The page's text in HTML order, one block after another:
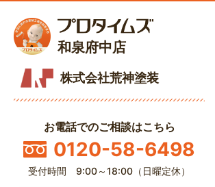
和泉府中店
株式会社荒神塗装
お電話でのご相談はこちら
0120-58-6498
受付時間 9:00～18:00（日曜定休）